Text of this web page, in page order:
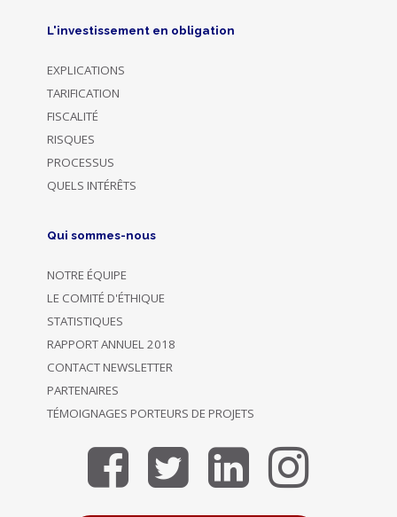
L'investissement en obligation
EXPLICATIONS
TARIFICATION
FISCALITÉ
RISQUES
PROCESSUS
QUELS INTÉRÊTS
Qui sommes-nous
NOTRE ÉQUIPE
LE COMITÉ D'ÉTHIQUE
STATISTIQUES
RAPPORT ANNUEL 2018
CONTACT NEWSLETTER
PARTENAIRES
TÉMOIGNAGES PORTEURS DE PROJETS